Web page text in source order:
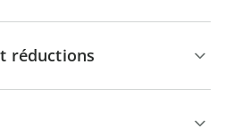
réductions